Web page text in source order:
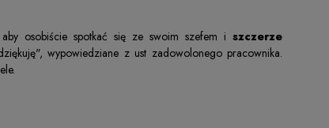
osobiście spotkać się ze swoim szefem i szczerze
wypowiedziane z ust zadowolonego pracownika.